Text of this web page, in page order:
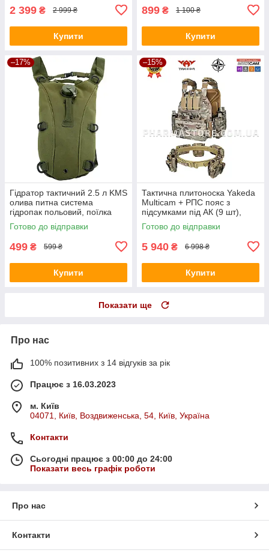
2 399 ₴ 2 999 ₴
Купити
899 ₴ 1 100 ₴
Купити
–17%
Гідратор тактичний 2.5 л KMS
олива питна система
гідропак польовий, поїлка
Готово до відправки
499 ₴ 599 ₴
Купити
–15%
Тактична плитоноска Yakeda
Multicam + РПС пояс з
підсумками під АК (9 шт),
MOLLE система
Готово до відправки
5 940 ₴ 6 998 ₴
Купити
Показати ще
Про нас
100% позитивних з 14 відгуків за рік
Працює з 16.03.2023
м. Київ
04071, Київ, Воздвиженська, 54, Київ, Україна
Контакти
Сьогодні працює з 00:00 до 24:00
Показати весь графік роботи
Про нас
Контакти